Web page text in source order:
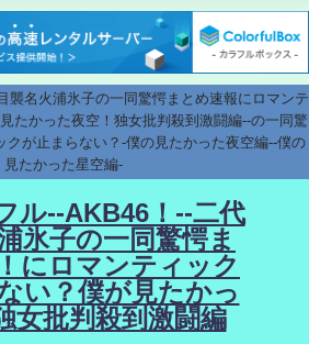
襲名火浦氷子の一同驚愕まとめ速報にロマンテ
たかった夜空！独女批判殺到激闘編--の一同驚
クが止まらない？-僕の見たかった夜空編--僕の
見たかった星空編-
ル--AKB46！--二代
氷子の一同驚愕ま
にロマンティック
い？僕が見たかっ
女批判殺到激闘編